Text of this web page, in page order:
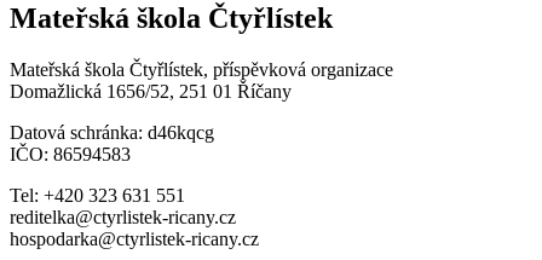
Mateřská škola Čtyřlístek
Mateřská škola Čtyřlístek, příspěvková organizace
Domažlická 1656/52, 251 01 Říčany
Datová schránka: d46kqcg
IČO: 86594583
Tel: +420 323 631 551
reditelka@ctyrlistek-ricany.cz
hospodarka@ctyrlistek-ricany.cz